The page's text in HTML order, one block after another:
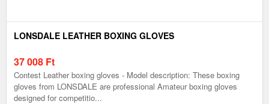
LONSDALE LEATHER BOXING GLOVES
37 008 Ft
Contest Leather boxing gloves - Model description: These boxing
gloves from LONSDALE are professional Amateur boxing gloves
designed for competitio...